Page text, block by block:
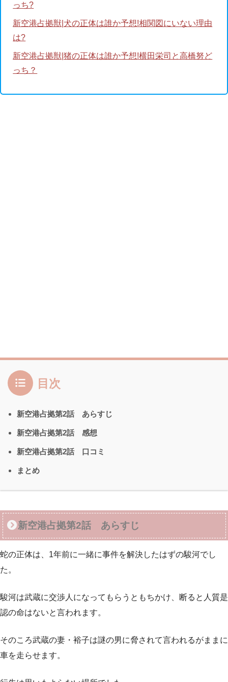
っち?
新空港占拠獣|犬の正体は誰か予想!相関図にいない理由
は?
新空港占拠獣|猪の正体は誰か予想!横田栄司と高橋努ど
っち？
目次
新空港占拠第2話 あらすじ
新空港占拠第2話 感想
新空港占拠第2話 口コミ
まとめ
新空港占拠第2話 あらすじ
蛇の正体は、1年前に一緒に事件を解決したはずの駿河でし
た。
駿河は武蔵に交渉人になってもらうともちかけ、断ると人質是
認の命はないと言われます。
そのころ武蔵の妻・裕子は謎の男に脅されて言われるがままに
車を走らせます。